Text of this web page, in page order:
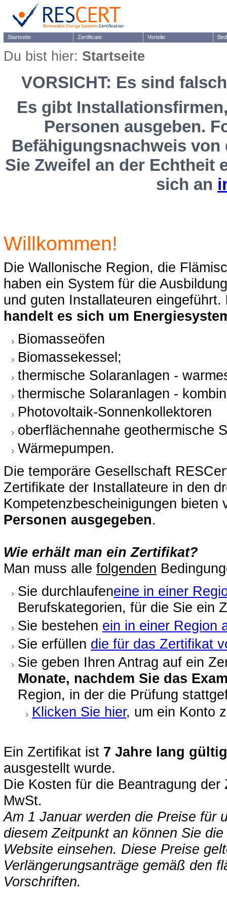
Startseite Zertificate Vorteile
Du bist hier: Startseite
VORSICHT: Es sind
Es gibt
Personen ausgeben.
Befähigungsnachweis
Sie Zweifel an der Echtheit
sich an
Willkommen!
Die Wallonische Region, die
haben ein System für die
und guten Installateuren eingeführt.
handelt es sich um
Biomasseöfen
Biomassekessel;
thermische Solaranlagen -
thermische Solaranlagen -
Photovoltaik-Sonnenkollektoren
oberflächennahe geothermische
Wärmepumpen.
Die temporäre Gesellschaft
Zertifikate der Installateure in den
Kompetenzbescheinigungen bieten
Personen ausgegeben.
Wie erhält man ein Zertifikat?
Man muss alle folgenden
Sie durchlaufeneine in einer
Berufskategorien, für die Sie ein
Sie bestehen ein in einer Region
Sie erfüllen die für das Zertifikat
Sie geben Ihren Antrag auf ein
Monate, nachdem Sie das
Region, in der die Prüfung
Klicken Sie hier, um ein Konto
Ein Zertifikat ist 7 Jahre lang gültig
ausgestellt wurde.
Die Kosten für die Beantragung
MwSt.
Am 1 Januar werden die Preise für
diesem Zeitpunkt an können Sie
Website einsehen. Diese Preise
Verlängerungsanträge gemäß den
Vorschriften.